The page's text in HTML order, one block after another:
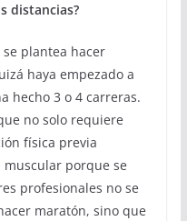
distancias?
se plantea hacer
haya empezado a
hecho 3 o 4 carreras.
no solo requiere
física previa
porque se
profesionales no se
maratón, sino que